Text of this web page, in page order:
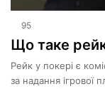
95
Що таке
Рейк у покері є
за надання ігрової